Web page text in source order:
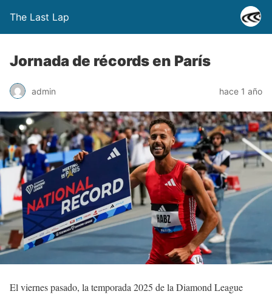
The Last Lap
Jornada de récords en París
admin hace 1 año
El viernes pasado, la temporada 2025 de la Diamond League